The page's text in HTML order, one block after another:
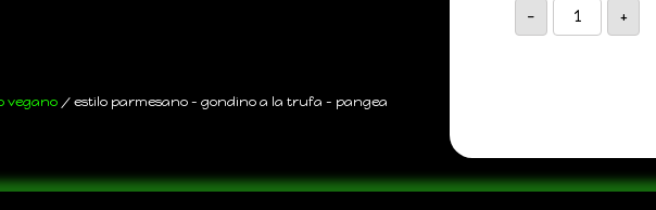
vegano / estilo parmesano – gondino a la trufa – pangea
- +